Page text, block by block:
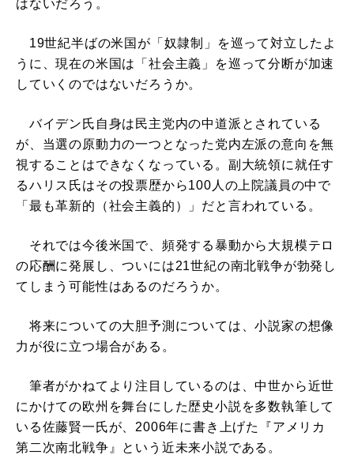
はないだろう。
19世紀半ばの米国が「奴隷制」を巡って対立したよ
うに、現在の米国は「社会主義」を巡って分断が加速
していくのではないだろうか。
バイデン氏自身は民主党内の中道派とされている
が、当選の原動力の一つとなった党内左派の意向を無
視することはできなくなっている。副大統領に就任す
るハリス氏はその投票歴から100人の上院議員の中で
「最も革新的（社会主義的）」だと言われている。
それでは今後米国で、頻発する暴動から大規模テロ
の応酬に発展し、ついには21世紀の南北戦争が勃発し
てしまう可能性はあるのだろうか。
将来についての大胆予測については、小説家の想像
力が役に立つ場合がある。
筆者がかねてより注目しているのは、中世から近世
にかけての欧州を舞台にした歴史小説を多数執筆して
いる佐藤賢一氏が、2006年に書き上げた『アメリカ
第二次南北戦争』という近未来小説である。